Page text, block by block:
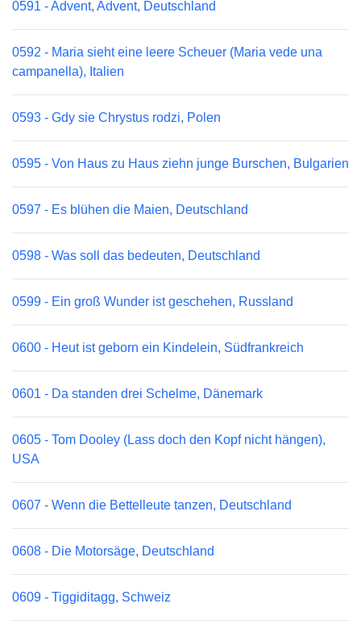
0591 - Advent, Advent, Deutschland
0592 - Maria sieht eine leere Scheuer (Maria vede una
campanella), Italien
0593 - Gdy sie Chrystus rodzi, Polen
0595 - Von Haus zu Haus ziehn junge Burschen, Bulgarien
0597 - Es blühen die Maien, Deutschland
0598 - Was soll das bedeuten, Deutschland
0599 - Ein groß Wunder ist geschehen, Russland
0600 - Heut ist geborn ein Kindelein, Südfrankreich
0601 - Da standen drei Schelme, Dänemark
0605 - Tom Dooley (Lass doch den Kopf nicht hängen),
USA
0607 - Wenn die Bettelleute tanzen, Deutschland
0608 - Die Motorsäge, Deutschland
0609 - Tiggiditagg, Schweiz